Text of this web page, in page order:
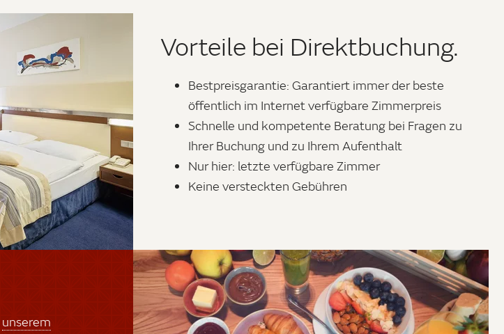
Vorteile bei Direktbuchung.
Bestpreisgarantie: Garantiert immer der beste
öffentlich im Internet verfügbare Zimmerpreis
Schnelle und kompetente Beratung bei Fragen zu
Ihrer Buchung und zu Ihrem Aufenthalt
Nur hier: letzte verfügbare Zimmer
Keine versteckten Gebühren
unserem